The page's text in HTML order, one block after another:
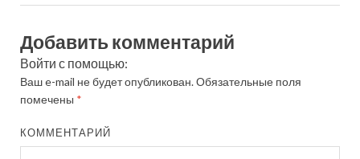
Добавить комментарий
Войти с помощью:
Ваш e-mail не будет опубликован.Обязательные поля
помечены *
КОММЕНТАРИЙ